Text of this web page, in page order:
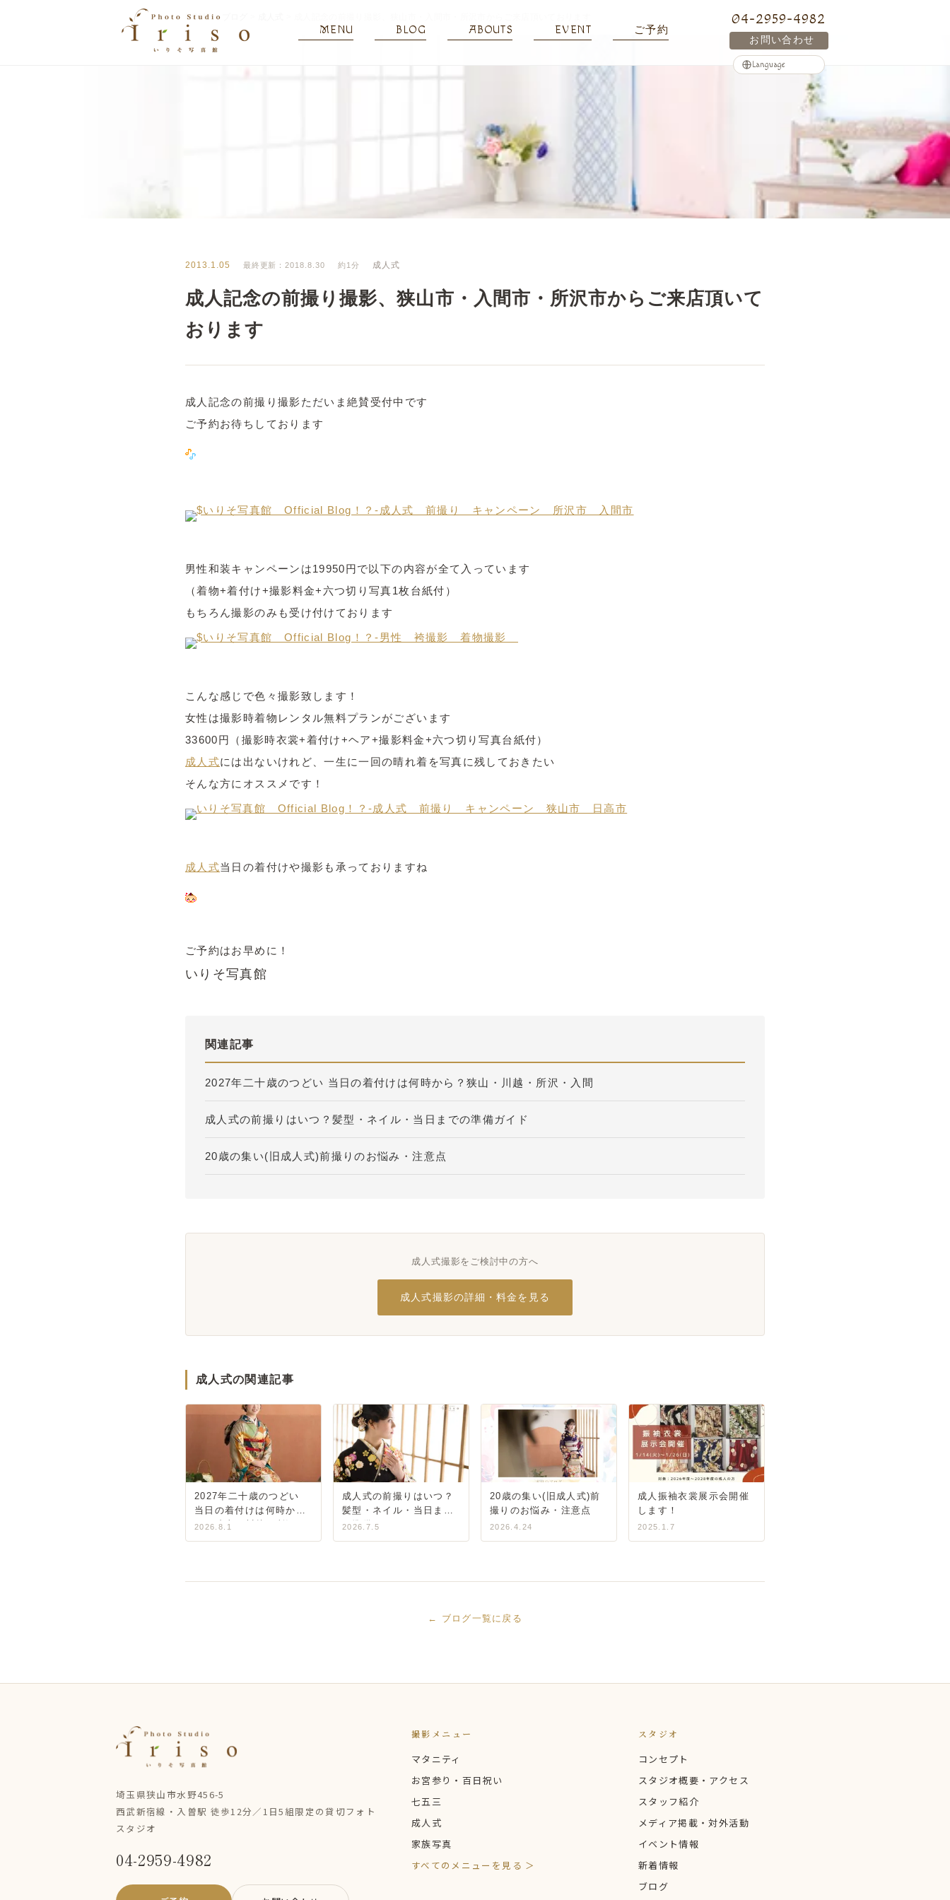
MENU BLOG ABOUTS EVENT ご予約
04-2959-4982
お問い合わせ
HOME>
いりそ写真館ブログ
2013.1.05 最終更新：2018.8.30 約1分 成人式
成人記念の前撮り撮影、狭山市・入間市・所沢市からご来店頂いて
おります
成人記念の前撮り撮影ただいま絶賛受付中です
ご予約お待ちしております
男性和装キャンペーンは19950円で以下の内容が全て入っています
（着物+着付け+撮影料金+六つ切り写真1枚台紙付）
もちろん撮影のみも受け付けております
こんな感じで色々撮影致します！
女性は撮影時着物レンタル無料プランがございます
33600円（撮影時衣裳+着付け+ヘア+撮影料金+六つ切り写真台紙付）
成人式には出ないけれど、一生に一回の晴れ着を写真に残しておきたい
そんな方にオススメです！
成人式当日の着付けや撮影も承っておりますね
ご予約はお早めに！
いりそ写真館
関連記事
2027年二十歳のつどい 当日の着付けは何時から？狭山・川越・所沢・入間
成人式の前撮りはいつ？髪型・ネイル・当日までの準備ガイド
20歳の集い(旧成人式)前撮りのお悩み・注意点
成人式撮影をご検討中の方へ
成人式撮影の詳細・料金を見る
成人式の関連記事
2027年二十歳のつどい
当日の着付けは何時か
ら？狭山・川越・所沢・
入間
2026.8.1
成人式の前撮りはいつ？
髪型・ネイル・当日まで
の準備ガイド
2026.7.5
20歳の集い(旧成人式)前
撮りのお悩み・注意点
2026.4.24
成人振袖衣裳展示会開催
します！
2025.1.7
← ブログ一覧に戻る
埼玉県狭山市水野456-5
西武新宿線・入曽駅 徒歩12分／1日5組限定の貸切フォト
スタジオ
04-2959-4982
撮影メニュー
マタニティ
お宮参り・百日祝い
七五三
成人式
家族写真
すべてのメニューを見る ＞
スタジオ
コンセプト
スタジオ概要・アクセス
スタッフ紹介
メディア掲載・対外活動
イベント情報
新着情報
ブログ